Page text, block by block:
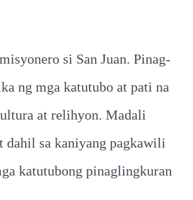
si San Juan. Pinag-
ng mga katutubo at pati na
at relihyon. Madali
dahil sa kaniyang pagkawili
katutubong pinaglingkuran